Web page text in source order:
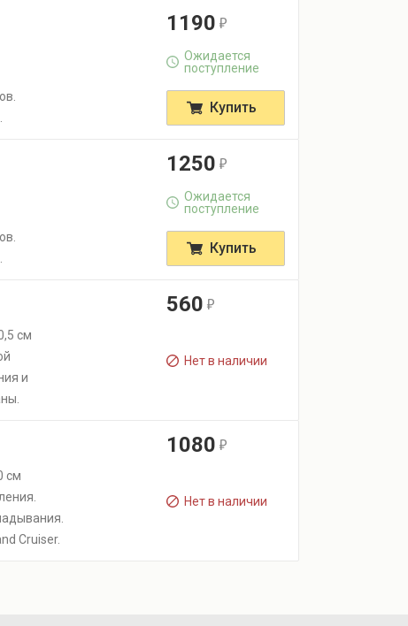
1190 r
Ожидается
поступление
Купить
1250 r
Ожидается
поступление
Купить
см
и
560 r
Нет в наличии
см
Cruiser.
1080 r
Нет в наличии